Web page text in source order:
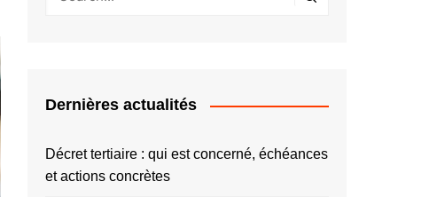
Dernières actualités
Décret tertiaire : qui est concerné, échéances
et actions concrètes